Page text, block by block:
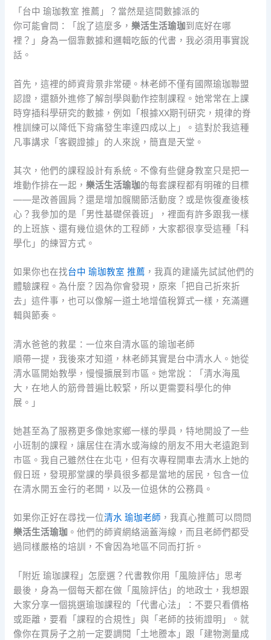
「台中 瑜珈教室 推薦」？當然是這間數據派的
你可能會問：「說了這麼多，樂活生活瑜珈到底好在哪
裡？」身為一個靠數據和邏輯吃飯的代書，我必須用事實說
話。
首先，這裡的師資背景非常硬。林老師不僅有國際瑜珈聯盟
認證，還額外進修了解剖學與動作控制課程。她常常在上課
時穿插科學研究的數據，例如「根據XX期刊研究，規律的脊
椎訓練可以降低下背痛發生率達四成以上」。這對於我這種
凡事講求「客觀證據」的人來說，簡直是天堂。
其次，他們的課程設計有系統。不像有些健身教室只是把一
堆動作排在一起，樂活生活瑜珈的每套課程都有明確的目標
——是改善圓肩？還是增加髖關節活動度？或是恢復產後核
心？我參加的是「男性基礎保養班」，裡面有許多跟我一樣
的上班族、還有幾位退休的工程師，大家都很享受這種「科
學化」的練習方式。
如果你也在找台中 瑜珈教室 推薦 ，我真的建議先試試他們的
體驗課程。為什麼？因為你會發現，原來「把自己折來折
去」這件事，也可以像解一道土地增值稅算式一樣，充滿邏
輯與節奏。
清水爸爸的救星：一位來自清水區的瑜珈老師
順帶一提，我後來才知道，林老師其實是台中清水人。她從
清水區開始教學，慢慢擴展到市區。她常說：「清水海風
大，在地人的筋骨普遍比較緊，所以更需要科學化的伸
展。」
她甚至為了服務更多像她家鄉一樣的學員，特地開設了一些
小班制的課程，讓居住在清水或海線的朋友不用大老遠跑到
市區。我自己雖然住在北屯，但有次專程開車去清水上她的
假日班，發現那堂課的學員很多都是當地的居民，包含一位
在清水開五金行的老闆，以及一位退休的公務員。
如果你正好在尋找一位清水 瑜珈老師 ，我真心推薦可以問問
樂活生活瑜珈 。他們的師資網絡涵蓋海線，而且老師們都受
過同樣嚴格的培訓，不會因為地區不同而打折。
「附近 瑜珈課程」怎麼選？代書教你用「風險評估」思考
最後，身為一個每天都在做「風險評估」的地政士，我想跟
大家分享一個挑選瑜珈課程的「代書心法」：不要只看價格
或距離，要看「課程的合規性」與「老師的技術證明」。就
像你在買房子之前一定要調閱「土地謄本」跟「建物測量成